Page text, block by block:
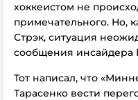
хоккеистом не
примечательного. Но,
Стрэк, ситуация
сообщения
Тот написал, что
Тарасенко вести